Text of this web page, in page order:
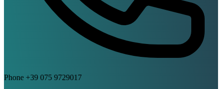
Phone +39 075 9729017